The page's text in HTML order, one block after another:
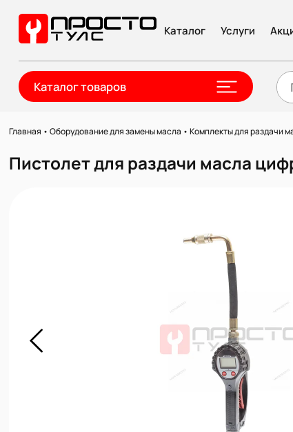
Каталог Услуги
Каталог товаров
Главная •Оборудование для замены масла •Комплекты для раздачи
Пистолет для раздачи масла